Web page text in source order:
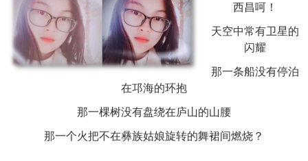
西昌呵！
天空中常有卫星的
闪耀
那一条船没有停泊
在邛海的环抱
那一棵树没有盘绕在庐山的山腰
那一个火把不在彝族姑娘旋转的舞裙间燃烧？